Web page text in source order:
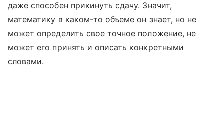
даже способен прикинуть сдачу. Значит,
математику в каком-то объеме он знает, но не
может определить свое точное положение, не
может его принять и описать конкретными
словами.